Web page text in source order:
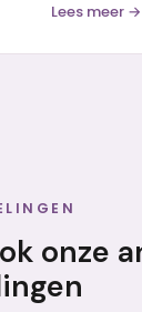
Lees meer →
onze